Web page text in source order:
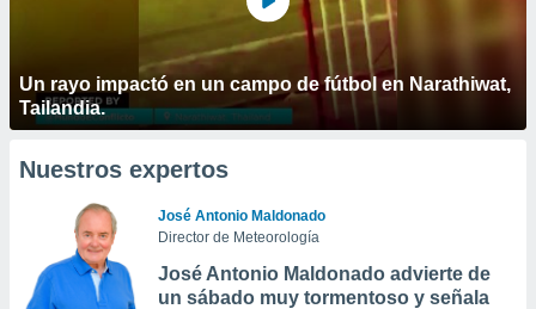
Un rayo impactó en un campo de fútbol en Narathiwat,
Tailandia.
Nuestros expertos
José Antonio Maldonado
Director de Meteorología
José Antonio Maldonado advierte de
un sábado muy tormentoso y señala